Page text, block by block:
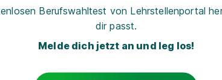
Berufswahltest von Lehrstellenportal
dir passt.
Melde dich jetzt an und leg los!